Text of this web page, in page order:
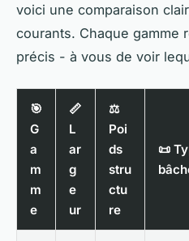
voici une comparaison
courants. Chaque gamme
précis - à vous de voir
🎯
G
a
m
m
e
📏
L
ar
g
e
ur
⚖️
Poi
ds
stru
ctu
re
📜